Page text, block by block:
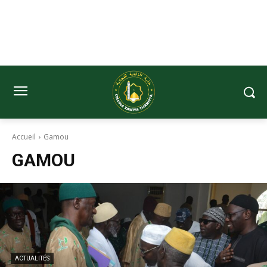
Accueil Gamou
GAMOU
ACTUALITÉS